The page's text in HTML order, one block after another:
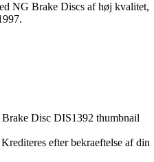
NG Brake Discs af høj kvalitet,
Krediteres efter bekraeftelse af din